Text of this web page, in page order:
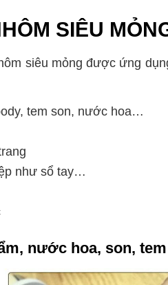
SIÊU
siêu mỏng được ứng
tem son, nước hoa…
như sổ tay…
nước hoa, son,